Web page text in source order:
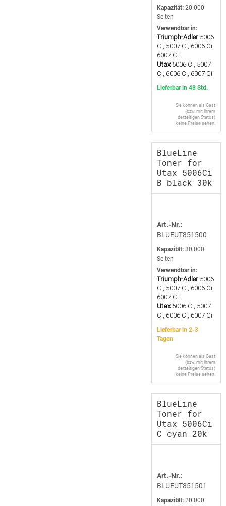
Kapazität: 20.000
Seiten
Verwendbar in:
Triumph-Adler 5006
Ci, 5007 Ci, 6006 Ci,
6007 Ci
Utax 5006 Ci, 5007
Ci, 6006 Ci, 6007 Ci
Lieferbar in 48 Std.
Sie können als Gast
(bzw. mit Ihrem
derzeitigen Status)
keine Preise sehen.
BlueLine
Toner for
Utax 5006Ci
B black 30k
Art.-Nr.:
BLUEUT851500
Kapazität: 30.000
Seiten
Verwendbar in:
Triumph-Adler 5006
Ci, 5007 Ci, 6006 Ci,
6007 Ci
Utax5006 Ci, 5007
Ci, 6006 Ci, 6007 Ci
Lieferbar in 2-3
Tagen
Sie können als Gast
(bzw. mit Ihrem
derzeitigen Status)
keine Preise sehen.
BlueLine
Toner for
Utax 5006Ci
C cyan 20k
Art.-Nr.:
BLUEUT851501
Kapazität: 20.000